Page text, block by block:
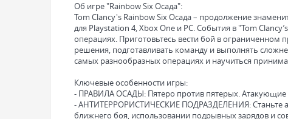
Об игре "Rainbow Six Осада":
Tom Clancy's Rainbow Six Осада – продолжение
для Playstation 4, Xbox One и PC. События в "Tom
операциях. Приготовьтесь вести бой в ограниченном
решения, подготавливать команду и выполнять
самых разнообразных операциях и научиться
Ключевые особенности игры:
- ПРАВИЛА ОСАДЫ: Пятеро против пятерых.
- АНТИТЕРРОРИСТИЧЕСКИЕ ПОДРАЗДЕЛЕНИЯ: Станьте
ближнего боя, использовании подрывных зарядов и